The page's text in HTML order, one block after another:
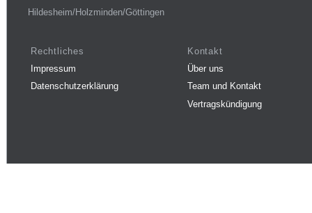
Hildesheim/Holzminden/Göttingen
Rechtliches
Impressum
Datenschutzerklärung
Kontakt
Über uns
Team und Kontakt
Vertragskündigung